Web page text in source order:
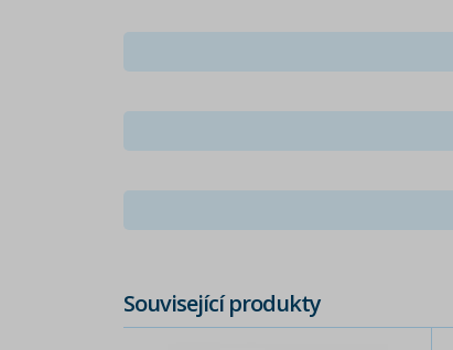
Související produkty